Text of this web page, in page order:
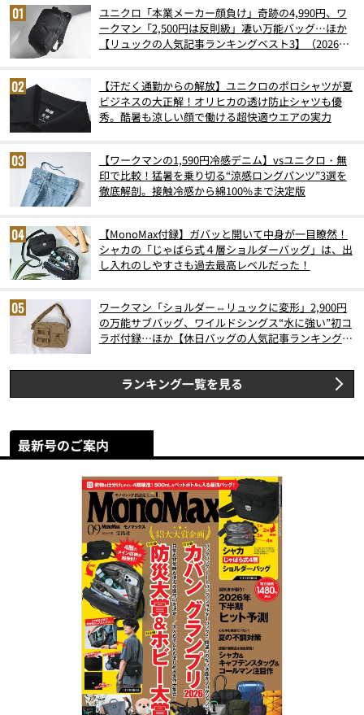
ユニクロ「本業メーカー顔負け」奇跡の4,990円、ワ
ークマン「2,500円は反則級」凄い万能バッグ…ほか
【リュックの人気記事ランキングベスト3】（2026年
【汗だく通勤からの解放】ユニクロのポロシャツが夏
ビジネスの大正解！オリヒカの透け防止シャツも優
秀。酷暑も涼しい顔で働ける超快適ウエアの実力
【ワークマンの1,590円冷感デニム】vsユニクロ・無
印で比較！猛暑を乗り切る“涼感ロングパンツ”3選を
徹底解剖。接触冷感から綿100%まで決定版
【MonoMax付録】ガバッと開いて中身が一目瞭然！
シャカの「じゃばら式４層ショルダーバッグ」は、出
し入れのしやすさも過去最高レベルだった！
ワークマン「ショルダー⇔リュックに変形」2,900円
の万能サブバッグ、ワイルドシングス“水に強い”初コ
ラボ付録…ほか【休日バッグの人気記事ランキングベ
ランキング一覧を見る
最新号のご案内